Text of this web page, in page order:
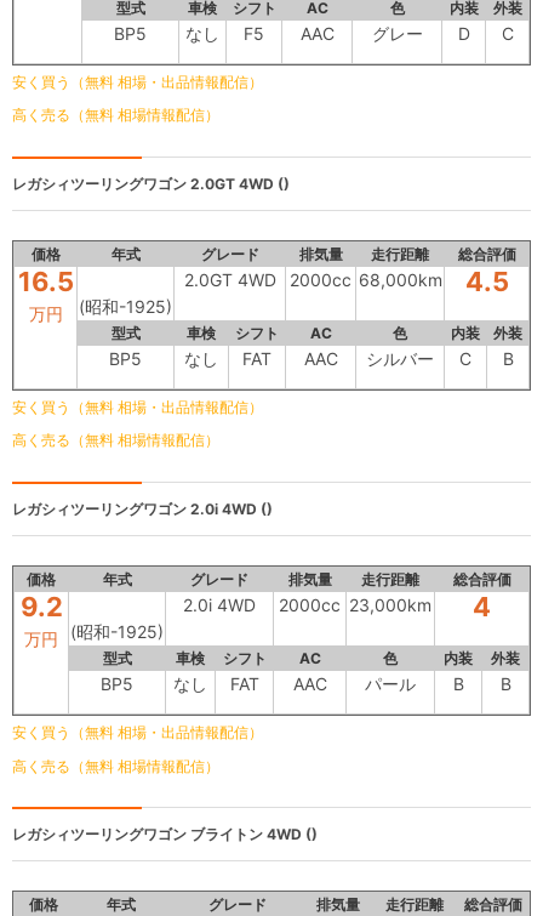
型式 車検 シフト AC 色 内装 外装
BP5 なし F5 AAC グレー D C
安く買う（無料 相場・出品情報配信）
高く売る（無料 相場情報配信）
レガシィツーリングワゴン 2.0GT 4WD ()
価格 年式 グレード 排気量 走行距離 総合評価
16.5
万円 (昭和-1925)
2.0GT 4WD 2000cc 68,000km 4.5
型式 車検 シフト AC 色 内装 外装
BP5 なし FAT AAC シルバー C B
安く買う（無料 相場・出品情報配信）
高く売る（無料 相場情報配信）
レガシィツーリングワゴン 2.0i 4WD ()
価格 年式 グレード 排気量 走行距離 総合評価
9.2
万円 (昭和-1925)
2.0i 4WD 2000cc 23,000km 4
型式 車検 シフト AC 色 内装 外装
BP5 なし FAT AAC パール B B
安く買う（無料 相場・出品情報配信）
高く売る（無料 相場情報配信）
レガシィツーリングワゴン ブライトン 4WD ()
価格 年式 グレード 排気量 走行距離 総合評価